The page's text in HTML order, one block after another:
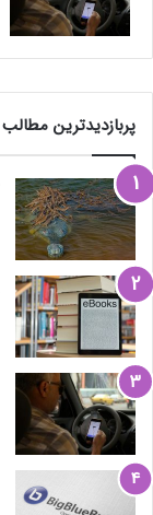
پربازدیدترین مطالب